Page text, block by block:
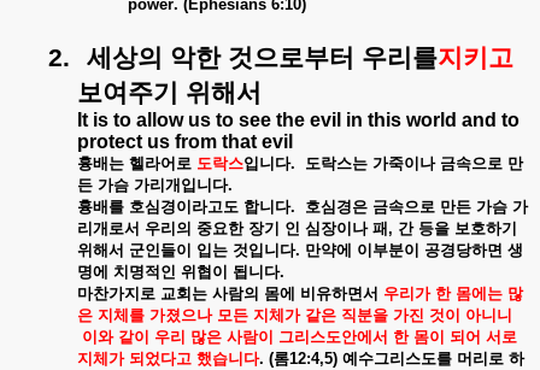
power. (Ephesians 6:10)
2. 세상의 악한 것으로부터 우리를지키고
보여주기
위해서
It is to allow us to see the evil in this world and to
protect us from that evil
흉배는 헬라어로 도락스입니다. 도락스는 가죽이나 금속으로 만
든 가슴 가리개입니다.
흉배를 호심경이라고도 합니다. 호심경은 금속으로 만든 가슴 가
리개로서 우리의 중요한 장기 인 심장이나 패, 간 등을 보호하기
위해서 군인들이 입는 것입니다. 만약에 이부분이 공경당하면 생
명에 치명적인 위협이 됩니다.
마찬가지로 교회는 사람의 몸에 비유하면서 우리가 한 몸에는 많
은 지체를 가졌으나 모든 지체가 같은 직분을 가진 것이
아니니
이와 같이 우리 많은 사람이 그리스도안에서 한 몸이 되어 서로
지체가 되었다고 했습니다. (롬12:4,5) 예수그리스도를 머리로 하